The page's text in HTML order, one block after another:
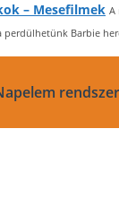
– Mesefilmek A
Barbie